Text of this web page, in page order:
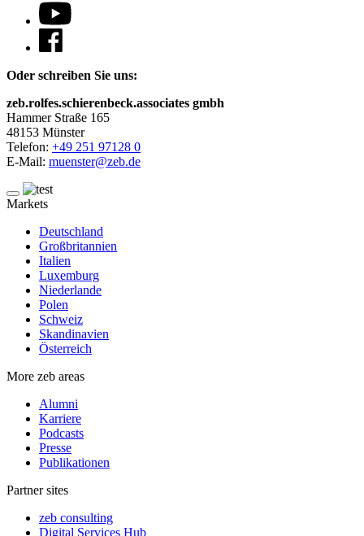
Oder schreiben Sie uns:
zeb.rolfes.schierenbeck.associates gmbh
Hammer Straße 165
48153 Münster
Telefon: +49 251 97128 0
E-Mail: muenster@zeb.de
Markets
Deutschland
Großbritannien
Italien
Luxemburg
Niederlande
Polen
Schweiz
Skandinavien
Österreich
More zeb areas
Alumni
Karriere
Podcasts
Presse
Publikationen
Partner sites
zeb consulting
Digital Services Hub